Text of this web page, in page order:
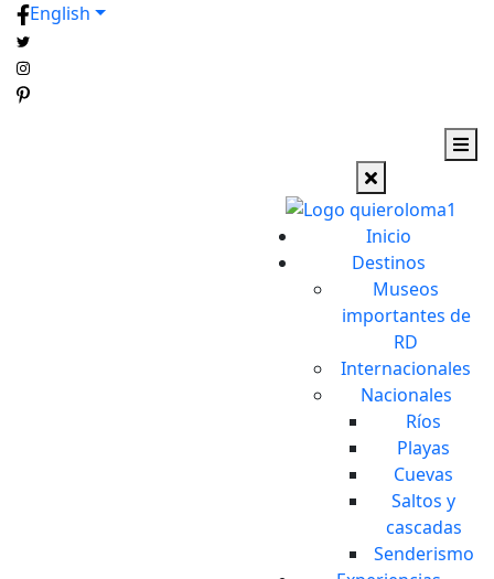
English
Inicio
Destinos
Museos
importantes de
RD
Internacionales
Nacionales
Ríos
Playas
Cuevas
Saltos y
cascadas
Senderismo